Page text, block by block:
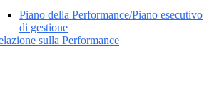
Piano della Performance/Piano esecutivo
di gestione
sulla Performance